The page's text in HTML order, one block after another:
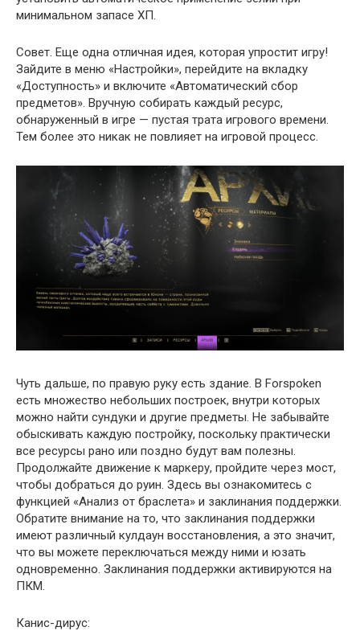
минимальном запасе ХП.
Совет. Еще одна отличная идея, которая упростит игру!
Зайдите в меню «Настройки», перейдите на вкладку
«Доступность» и включите «Автоматический сбор
предметов». Вручную собирать каждый ресурс,
обнаруженный в игре — пустая трата игрового времени.
Тем более это никак не повлияет на игровой процесс.
Чуть дальше, по правую руку есть здание. В Forspoken
есть множество небольших построек, внутри которых
можно найти сундуки и другие предметы. Не забывайте
обыскивать каждую постройку, поскольку практически
все ресурсы рано или поздно будут вам полезны.
Продолжайте движение к маркеру, пройдите через мост,
чтобы добраться до руин. Здесь вы ознакомитесь с
функцией «Анализ от браслета» и заклинания поддержки.
Обратите внимание на то, что заклинания поддержки
имеют различный кулдаун восстановления, а это значит,
что вы можете переключаться между ними и юзать
одновременно. Заклинания поддержки активируются на
ПКМ.
Канис-дирус: